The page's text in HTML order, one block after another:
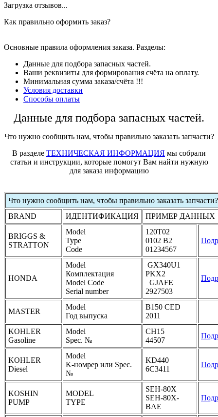
Загрузка отзывов...
Как правильно оформить заказ?
Основные правила оформления заказа. Разделы:
Данные для подбора запасных частей.
Ваши реквизиты для формирования счёта на оплату.
Минимальная сумма заказа/счёта !!!
Условия доставки
Способы оплаты
Данные для подбора запасных частей.
Что нужно сообщить нам, чтобы правильно заказать запчасти?
В разделе ТЕХНИЧЕСКАЯ ИНФОРМАЦИЯ мы собрали
статьи и инструкции, которые помогут Вам найти нужную
для заказа информацию
Что нужно сообщить нам, чтобы правильно заказать запчасти?
BRAND
ИДЕНТИФИКАЦИЯ ПРИМЕР ДАННЫХ
BRIGGS &
STRATTON
Model
Type
Code
120T02
0102 B2
01234567
HONDA
Model
Комплектация
Model Code
Serial number
GX340U1
PKX2
GJAFE
2927503
MASTER
Model
Год выпуска
B150 CED
2011
KOHLER
Gasoline
Model
Spec. №
CH15
44507
KOHLER
Diesel
Model
K-номрер или Spec.
№
KD440
6C3411
KOSHIN
PUMP
MODEL
TYPE
SEH-80X
SEH-80X-
BAE